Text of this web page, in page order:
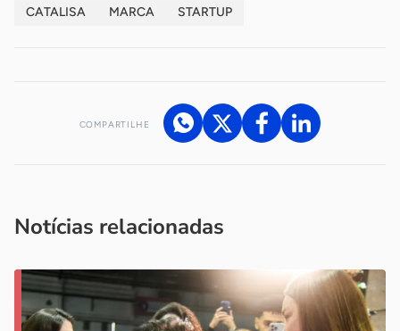
CATALISA MARCA STARTUP
COMPARTILHE
Notícias relacionadas